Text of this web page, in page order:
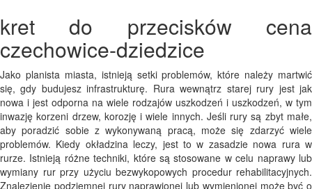
kret do przecisków cena
czechowice-dziedzice
Jako planista miasta, istnieją setki problemów, które należy martwić
się, gdy budujesz infrastrukturę. Rura wewnątrz starej rury jest jak
nowa i jest odporna na wiele rodzajów uszkodzeń i uszkodzeń, w tym
inwazję korzeni drzew, korozję i wiele innych. Jeśli rury są zbyt małe,
aby poradzić sobie z wykonywaną pracą, może się zdarzyć wiele
problemów. Kiedy okładzina leczy, jest to w zasadzie nowa rura w
rurze. Istnieją różne techniki, które są stosowane w celu naprawy lub
wymiany rur przy użyciu bezwykopowych procedur rehabilitacyjnych.
Znalezienie podziemnej rury naprawionej lub wymienionej może być o